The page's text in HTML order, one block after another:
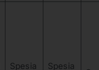
Spesia
Spesia